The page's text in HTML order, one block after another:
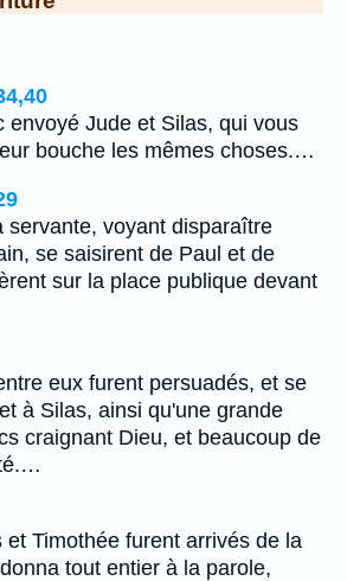
envoyé Jude et Silas, qui vous
bouche les mêmes choses.…
servante, voyant disparaître
se saisirent de Paul et de
sur la place publique devant
eux furent persuadés, et se
à Silas, ainsi qu'une grande
craignant Dieu, et beaucoup de
et Timothée furent arrivés de la
tout entier à la parole,